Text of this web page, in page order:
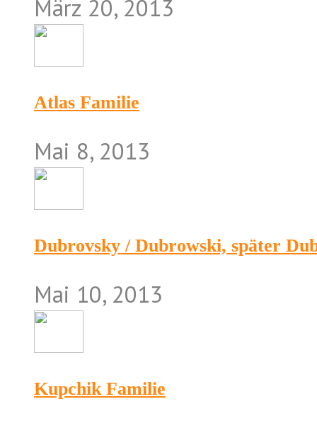
März 20, 2013
Atlas Familie
Mai 8, 2013
Dubrovsky / Dubrowski, später
Mai 10, 2013
Kupchik Familie